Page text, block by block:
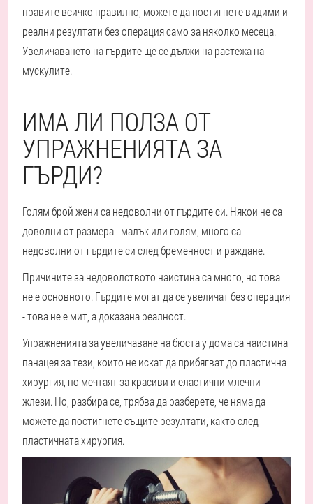
правите всичко правилно, можете да постигнете видими и
реални резултати без операция само за няколко месеца.
Увеличаването на гърдите ще се дължи на растежа на
мускулите.
ИМА ЛИ ПОЛЗА ОТ
УПРАЖНЕНИЯТА ЗА
ГЪРДИ?
Голям брой жени са недоволни от гърдите си. Някои не са
доволни от размера - малък или голям, много са
недоволни от гърдите си след бременност и раждане.
Причините за недоволството наистина са много, но това
не е основното. Гърдите могат да се увеличат без операция
- това не е мит, а доказана реалност.
Упражненията за увеличаване на бюста у дома са наистина
панацея за тези, които не искат да прибягват до пластична
хирургия, но мечтаят за красиви и еластични млечни
жлези. Но, разбира се, трябва да разберете, че няма да
можете да постигнете същите резултати, както след
пластичната хирургия.